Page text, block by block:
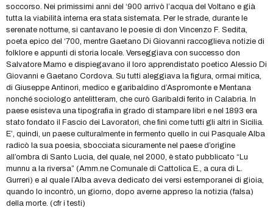
soccorso. Nei primissimi anni del ‘900 arrivò l’acqua del Voltano e già
tutta la viabilità interna era stata sistemata. Per le strade, durante le
serenate notturne, si cantavano le poesie di don Vincenzo F. Sedita,
poeta epico del ‘700, mentre Gaetano Di Giovanni raccoglieva notizie di
folklore e appunti di storia locale. Verseggiava con successo don
Salvatore Mamo e dispiegavano il loro apprendistato poetico Alessio Di
Giovanni e Gaetano Cordova. Su tutti aleggiava la figura, ormai mitica,
di Giuseppe Antinori, medico e garibaldino d’Aspromonte e Mentana
nonché sociologo antelitteram, che curò Garibaldi ferito in Calabria. In
paese esisteva una tipografia in grado di stampare libri e nel 1893 era
stato fondato il Fascio dei Lavoratori, che finì come tutti gli altri in Sicilia.
E’, quindi, un paese culturalmente in fermento quello in cui Pasquale Alba
radicò la sua poesia, sbocciata sicuramente nel paese d’origine
all’ombra di Santo Lucia, del quale, nel 2000, è stato pubblicato “Lu
munnu a la riversa” (Amm.ne Comunale di Cattolica E., a cura di L.
Gurreri) e al quale l’Alba aveva dedicato dei versi estemporanei di gioia,
quando lo incontrò, un giorno, dopo averne appreso la notizia (falsa)
della morte. (cfr i testi)